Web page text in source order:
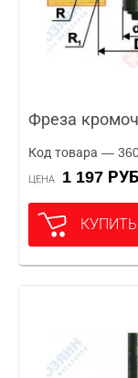
Фреза
Код товара —
ЦЕНА 1 197
КУПИТЬ